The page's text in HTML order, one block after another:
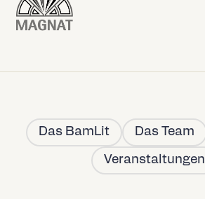
Das BamLit Das Team
Veranstaltungen